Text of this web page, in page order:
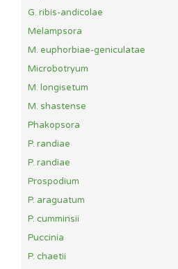
G. ribis-andicolae
Melampsora
M. euphorbiae-geniculatae
Microbotryum
M. longisetum
M. shastense
Phakopsora
P. randiae
P. randiae
Prospodium
P. araguatum
P. cumminsii
Puccinia
P. chaetii